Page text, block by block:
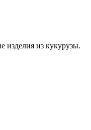
изделия из кукурузы.